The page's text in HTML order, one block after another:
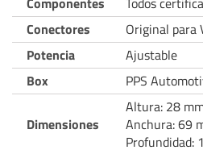
Conectores
Original para
Potencia
Ajustable
Box
PPS
Dimensiones
Altura: 28
Anchura: 69
Profundidad: